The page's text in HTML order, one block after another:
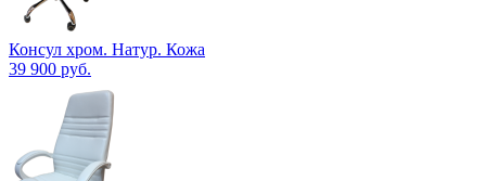
Консул хром. Натур. Кожа
39 900 руб.